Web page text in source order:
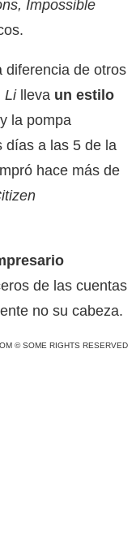
, Impossible
diferencia de otros
Lilleva un estilo
la pompa
días a las 5 de la
hace más de
de las cuentas
no su cabeza.
© SOME RIGHTS RESERVED